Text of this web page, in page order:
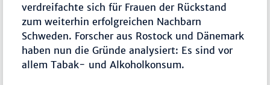
verdreifachte sich für Frauen der Rückstand
zum weiterhin erfolgreichen Nachbarn
Schweden. Forscher aus Rostock und Dänemark
haben nun die Gründe analysiert: Es sind vor
allem Tabak- und Alkoholkonsum.